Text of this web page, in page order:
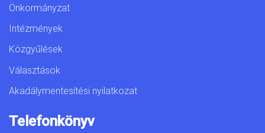
Önkormányzat
Intézmények
Közgyűlések
Választások
Akadálymentesítési nyilatkozat
Telefonkönyv